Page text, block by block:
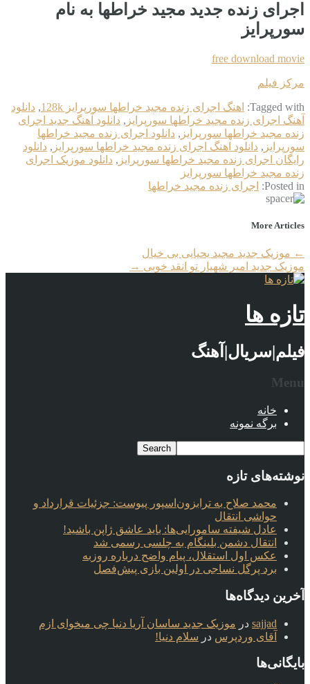
اجرای زنده جدید مجید خراطها به نام
سورپرایز
free download movie
مرکز فیلم
Tagged with: اهنگ اجرای زنده مجید خراطها سورپرایز 128k , دانلود
آهنگ اجرای زنده مجید خراطها سورپرایز , دانلود آهنگ جدید اجرای
زنده مجید خراطها سورپرایز , دانلود اجرای زنده مجید خراطها
سورپرایز , دانلود اهنگ اجرای زنده مجید خراطها سورپرایز , دانلود
رایگان اجرای زنده مجید خراطها سورپرایز , دانلود موزیک اجرای
زنده مجید خراطها سورپرایز
Posted in:
اجرای زنده مجید خراطها
More Articles
← موزیک جدید مجید یحیایی بی خیال
موزیک جدید امیر شهیار تو انقد خوبی →
تازه ها
فیلم|سریال|آهنگ
Menu
خانه
برگه نمونه
نوشته‌های تازه
محمد صلاح به ترابزون‌اسپور پیوست: جزئیات قرارداد و
حواشی انتقال
عادل شیفته سامورایی‌ها: باید عاشق ژاپن باشید!
انتقال دشمن بلینگام به چلسی رسمی شد
عکس اول استقلال، پیام واضح درباره روزبه
برد پرگل نساجی در اولین بازی پیش‌فصل
آخرین دیدگاه‌ها
sajjad در موزیک جدید ساسان آریا دنیا چی میخوای ازم
آقای وردپرس در سلام دنیا!
بایگانی‌ها